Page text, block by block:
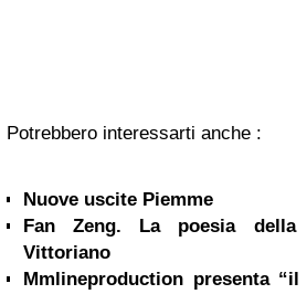
Potrebbero interessarti anche :
Nuove uscite Piemme
Fan Zeng. La poesia
Vittoriano
Mmlineproduction presenta